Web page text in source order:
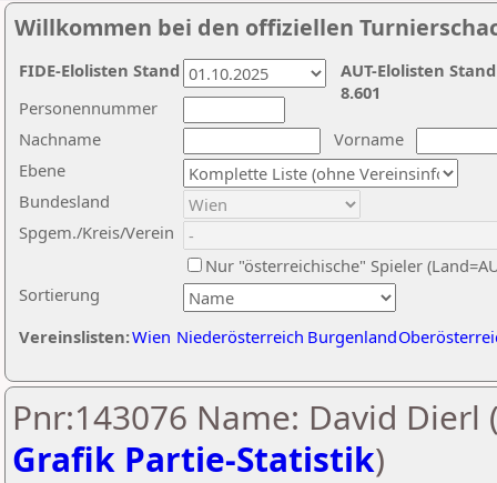
Willkommen bei den offiziellen
Nachname
Vorname
Ebene
Sortierung
Personennummer
Bundesland
Spgem./Kreis/Verein
Nur "österreichische" Spieler
Vereinslisten:Wien Niederösterreich Burgenland
AUT-Elolisten
8.601
FIDE-Elolisten Stand
Pnr:143076 Name: David Dierl
Grafik Partie-Statistik)